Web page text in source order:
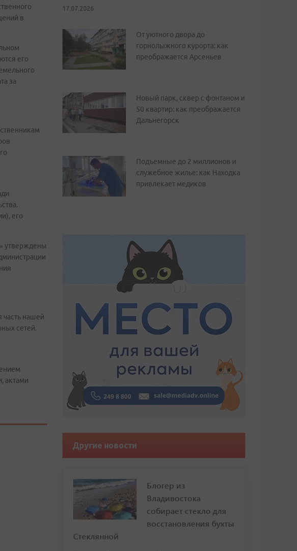
в
его
за
его
утверждены
часть нашей
сетей.
актами
17.07.2026
От уютного двора до
горнолыжного курорта: как
преображается Арсеньев
Новый парк, сквер с фонтаном и
50 квартир: как преображается
Дальнегорск
Подъемные до 2 миллионов и
служебное жилье: как Находка
привлекает медиков
Другие новости
Блогер из
Владивостока
собирает стекло для
восстановления бухты
Стеклянной